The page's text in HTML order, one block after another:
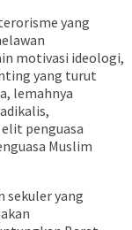
yang
motivasi ideologi,
yang turut
lemahnya
penguasa
Muslim
sekuler yang